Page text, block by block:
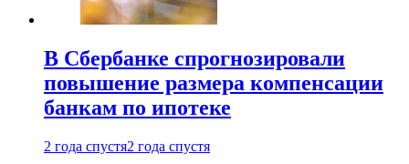
В Сбербанке спрогнозировали
повышение размера компенсации
банкам по ипотеке
2 года спустя2 года спустя